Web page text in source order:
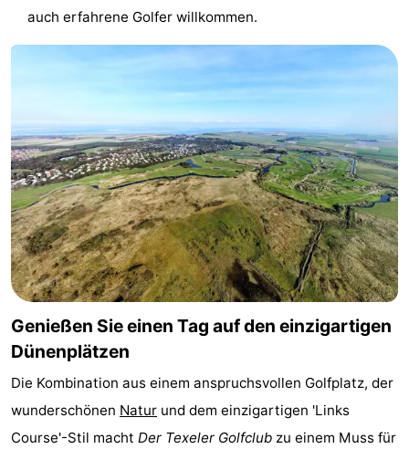
Villapark
Residentie
Villapark
(mit
Frühstück)
Lastminutes
Strand
Sehen
&
-
Denkmäler
-
Kirchen
Mühlen
-
auch erfahrene Golfer willkommen.
Genießen Sie einen Tag auf den einzigartigen
Dünenplätzen
Die Kombination aus einem anspruchsvollen Golfplatz, der
wunderschönen Natur und dem einzigartigen 'Links
Course'-Stil macht Der Texeler Golfclub zu einem Muss für